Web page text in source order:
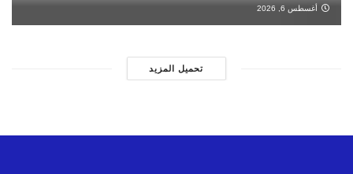
أغسطس 6, 2026
تحميل المزيد